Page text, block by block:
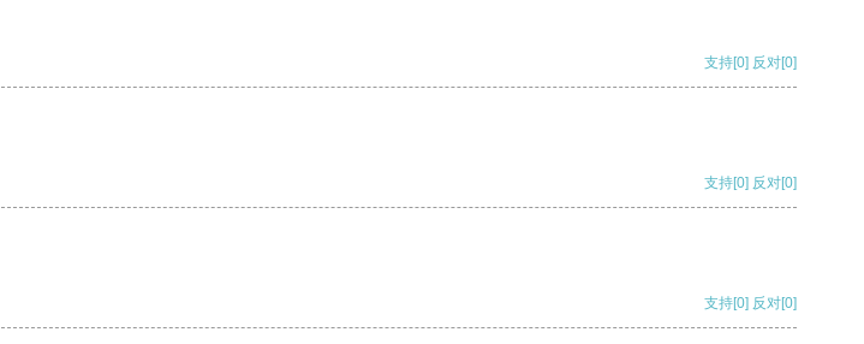
支持[0] 反对[0]
支持[0] 反对[0]
支持[0] 反对[0]